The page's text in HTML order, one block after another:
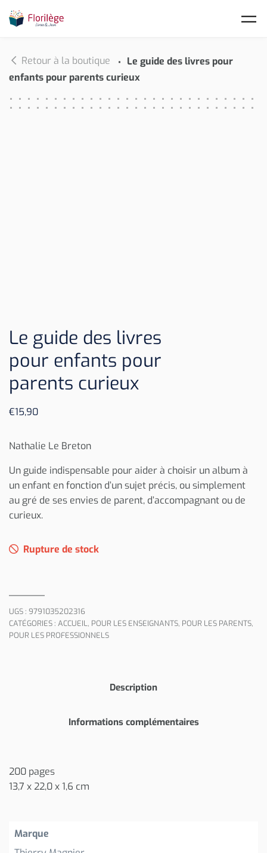
Retour à la boutique
Le guide des livres pour
enfants pour parents curieux
Le guide des livres
pour enfants pour
parents curieux
€15,90
Nathalie Le Breton
Un guide indispensable pour aider à choisir un album à
un enfant en fonction d’un sujet précis, ou simplement
au gré de ses envies de parent, d’accompagnant ou de
curieux.
Rupture de stock
UGS : 9791035202316
CATÉGORIES : ACCUEIL, POUR LES ENSEIGNANTS, POUR LES PARENTS,
POUR LES PROFESSIONNELS
Description
Informations complémentaires
200 pages
13,7 x 22,0 x 1,6 cm
Marque